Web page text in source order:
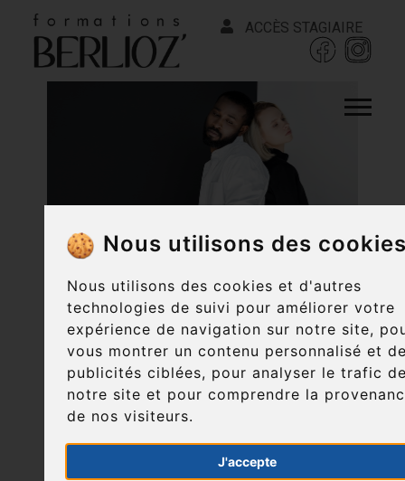
Nous utilisons des
Nous utilisons des cookies et d'autres
technologies de suivi pour améliorer votre
expérience de navigation sur notre site,
vous montrer un contenu personnalisé et
publicités ciblées, pour analyser le trafic
notre site et pour comprendre la
de nos visiteurs.
J'accepte
ACCÈS STAGIAIRE